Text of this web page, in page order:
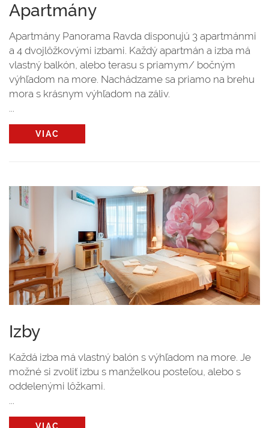
Apartmány
Apartmány Panorama Ravda disponujú 3 apartmánmi
a 4 dvojlôžkovými izbami. Každý apartmán a izba má
vlastný balkón, alebo terasu s priamym/ bočným
výhľadom na more. Nachádzame sa priamo na brehu
mora s krásnym výhľadom na záliv.
...
VIAC
Izby
Každá izba má vlastný balón s výhľadom na more. Je
možné si zvoliť izbu s manželkou posteľou, alebo s
oddelenými lôžkami.
...